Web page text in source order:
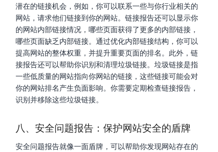
潜在的链接机会，例如，你可以联系一些与你行业相关的
网站，请求他们链接到你的网站。链接报告还可以显示你
的网站内部链接情况，哪些页面获得了更多的内部链接，
哪些页面缺乏内部链接。通过优化内部链接结构，你可以
提高网站的整体权重，并提升重要页面的排名。此外，链
接报告还可以帮助你识别和清理垃圾链接。垃圾链接是指
一些低质量的网站指向你网站的链接，这些链接可能会对
你的网站排名产生负面影响。你需要定期检查链接报告，
识别并移除这些垃圾链接。
八、安全问题报告：保护网站安全的盾牌
安全问题报告就像一面盾牌，可以帮助你发现网站存在的